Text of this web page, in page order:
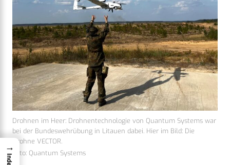
Drohnen im Heer: Drohnentechnologie von Quantum Systems war
bei der Bundeswehrübung in Litauen dabei. Hier im Bild: Die
Drohne VECTOR.
Foto: Quantum Systems
→
Index